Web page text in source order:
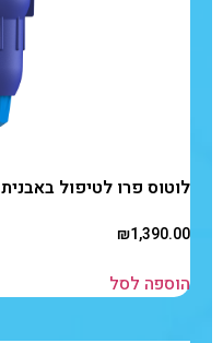
לוטוס פרו לטיפול באבנית
₪1,390.00
הוספה לסל